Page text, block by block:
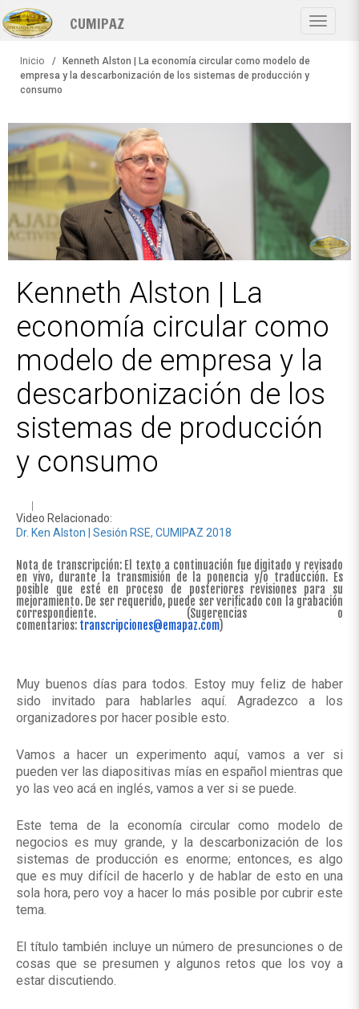
Pasar
al
contenido
Toggle
CUMIPAZ
Inicio
Kenneth Alston | La economía circular como modelo de
empresa y la descarbonización de los sistemas de producción y
consumo
Kenneth Alston | La
economía circular como
modelo de empresa y la
descarbonización de los
sistemas de producción
y consumo
Video Relacionado:
Dr. Ken Alston | Sesión RSE, CUMIPAZ 2018
Nota de transcripción: El texto a continuación fue digitado y revisado
en vivo, durante la transmisión de la ponencia y/o traducción. Es
posible que esté en proceso de posteriores revisiones para su
mejoramiento. De ser requerido, puede ser verificado con la grabación
correspondiente. (Sugerencias o
comentarios: transcripciones@emapaz.com)
Muy buenos días para todos. Estoy muy feliz de haber
sido invitado para hablarles aquí. Agradezco a los
organizadores por hacer posible esto.
Vamos a hacer un experimento aquí, vamos a ver si
pueden ver las diapositivas mías en español mientras que
yo las veo acá en inglés, vamos a ver si se puede.
Este tema de la economía circular como modelo de
negocios es muy grande, y la descarbonización de los
sistemas de producción es enorme; entonces, es algo
que es muy difícil de hacerlo y de hablar de esto en una
sola hora, pero voy a hacer lo más posible por cubrir este
tema.
El título también incluye un número de presunciones o de
cosas que se presumen y algunos retos que los voy a
estar discutiendo.